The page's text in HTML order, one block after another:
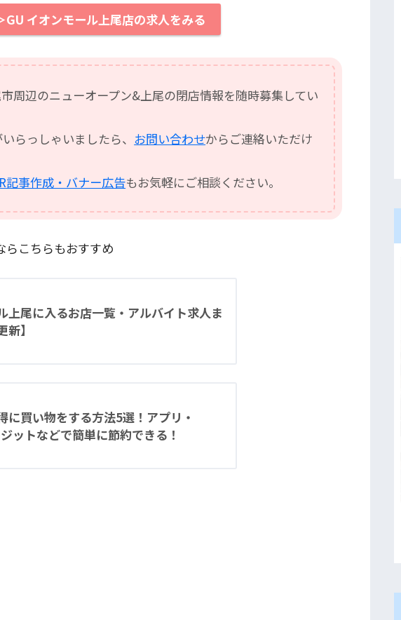
GU イオンモール上尾店の求人をみる
周辺のニューオープン&上尾の閉店情報を随時募集してい
らっしゃいましたら、 お問い合わせからご連絡いただけ
記事作成・バナー広告もお気軽にご相談ください。
こちらもおすすめ
上尾に入るお店一覧・アルバイト求人ま
】
に買い物をする方法5選！アプリ・
ットなどで簡単に節約できる！